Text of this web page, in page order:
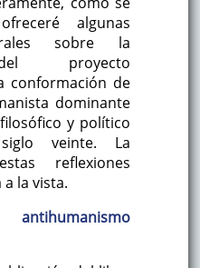
algunas
sobre la
proyecto
conformación de
dominante
y político
veinte. La
reflexiones
la vista.